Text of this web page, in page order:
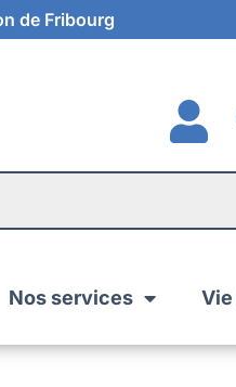
de Fribourg
Nos services Vie